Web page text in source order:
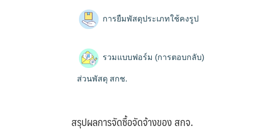
การยืมพัสดุประเภทใช้คงรูป
รวมแบบฟอร์ม (การตอบกลับ)
ส่วนพัสดุ สกช.
สรุปผลการจัดซื้อจัดจ้างของ สกจ.